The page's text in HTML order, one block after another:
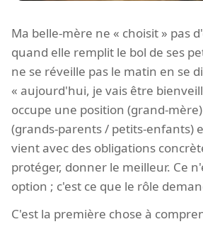
Ma belle-mère ne « choisit » pas
quand elle remplit le bol de ses
ne se réveille pas le matin en se
« aujourd'hui, je vais être
occupe une position (grand-
(grands-parents / petits-enfants)
vient avec des obligations
protéger, donner le meilleur. Ce
option ; c'est ce que le rôle
C'est la première chose à